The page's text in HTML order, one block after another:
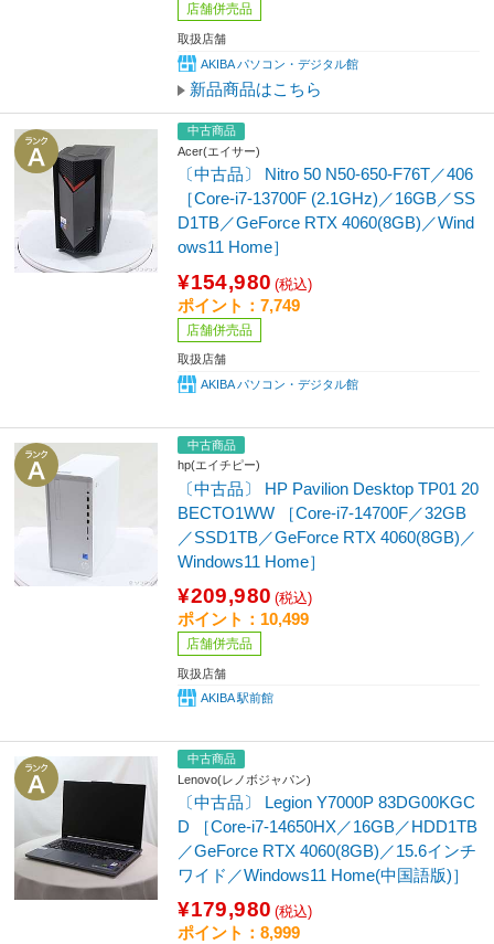
店舗併売品
取扱店舗
AKIBA パソコン・デジタル館
新品商品はこちら
中古商品
Acer(エイサー)
〔中古品〕 Nitro 50 N50-650-F76T／406
［Core-i7-13700F (2.1GHz)／16GB／SS
D1TB／GeForce RTX 4060(8GB)／Wind
ows11 Home］
¥154,980 (税込)
ポイント：7,749
店舗併売品
取扱店舗
AKIBA パソコン・デジタル館
中古商品
hp(エイチピー)
〔中古品〕 HP Pavilion Desktop TP01 20
BECTO1WW ［Core-i7-14700F／32GB
／SSD1TB／GeForce RTX 4060(8GB)／
Windows11 Home］
¥209,980 (税込)
ポイント：10,499
店舗併売品
取扱店舗
AKIBA 駅前館
中古商品
Lenovo(レノボジャパン)
〔中古品〕 Legion Y7000P 83DG00KGC
D ［Core-i7-14650HX／16GB／HDD1TB
／GeForce RTX 4060(8GB)／15.6インチ
ワイド／Windows11 Home(中国語版)］
¥179,980 (税込)
ポイント：8,999